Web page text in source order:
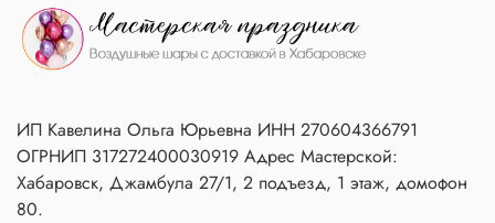
ИП Кавелина Ольга Юрьевна ИНН 270604366791
ОГРНИП 317272400030919 Адрес Мастерской:
Хабаровск, Джамбула 27/1, 2 подъезд, 1 этаж, домофон
80.